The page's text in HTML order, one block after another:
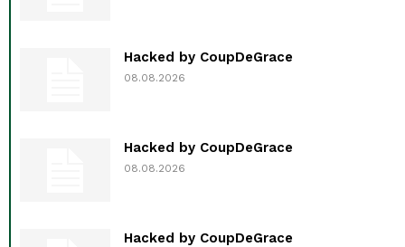
Hacked by CoupDeGrace
08.08.2026
Hacked by CoupDeGrace
08.08.2026
Hacked by CoupDeGrace